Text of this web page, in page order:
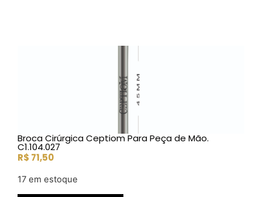
Broca Cirúrgica Ceptiom Para Peça de Mão.
C1.104.027
R$ 71,50
17 em estoque